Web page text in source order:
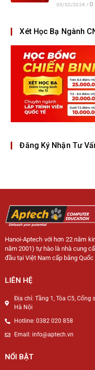
05/02/2024 / 0
Xét Học Bạ Ngành
Đăng Ký Nhận Tư
Hanoi-Aptech với hơn 22 năm
năm 2001) tự hào là nhà cung
đầu tại Việt Nam cấp bằng Quốc
LIÊN HỆ
Địa chỉ: Tầng 1, Tòa C5, Cổng
Hà Nội
Hotline: 0382 020 858
Email: info@aptech.vn
NỔI BẬT